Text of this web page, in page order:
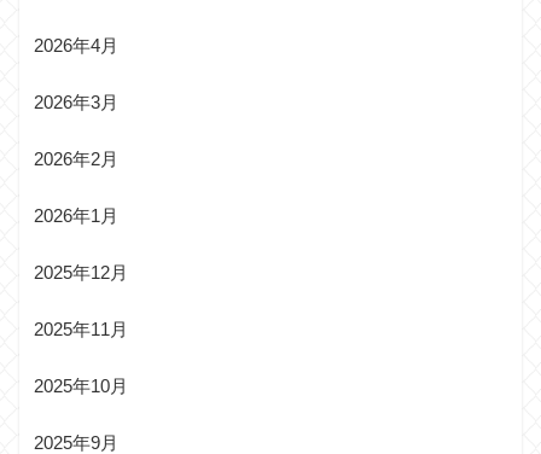
2026年4月
2026年3月
2026年2月
2026年1月
2025年12月
2025年11月
2025年10月
2025年9月